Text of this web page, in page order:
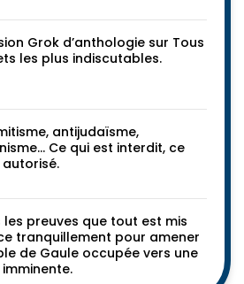
Grok d’anthologie sur Tous
les plus indiscutables.
antijudaïsme,
Ce qui est interdit, ce
les preuves que tout est mis
tranquillement pour amener
de Gaule occupée vers une